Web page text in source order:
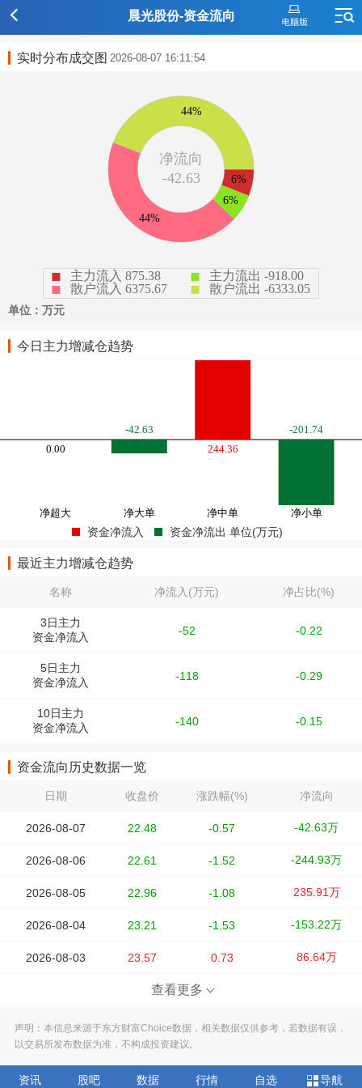
晨光股份-资金流向
实时分布成交图 2026-08-07 16:11:54
今日主力增减仓趋势
资金净流入 资金净流出 单位(万元)
最近主力增减仓趋势
名称 净流入(万元) 净占比(%)
3日主力
资金净流入
-52 -0.22
5日主力
资金净流入
-118 -0.29
10日主力
资金净流入
-140 -0.15
资金流向历史数据一览
日期 收盘价 涨跌幅(%) 净流向
2026-08-07 22.48 -0.57 -42.63万
2026-08-06 22.61 -1.52 -244.93万
2026-08-05 22.96 -1.08 235.91万
2026-08-04 23.21 -1.53 -153.22万
2026-08-03 23.57 0.73 86.64万
查看更多
声明：本信息来源于东方财富Choice数据，相关数据仅供参考，若数据有误，
以交易所发布数据为准，不构成投资建议。
资讯 股吧 数据 行情 自选 导航